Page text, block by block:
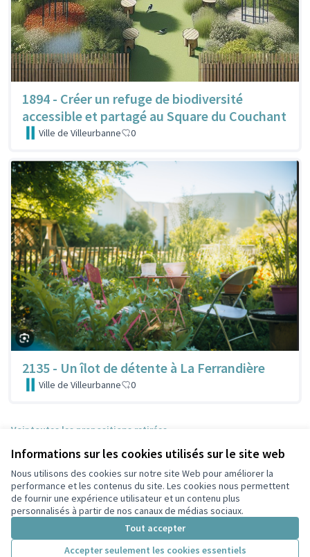
Informations sur les cookies utilisés sur le site web
Nous utilisons des cookies sur notre site Web pour améliorer la
performance et les contenus du site. Les cookies nous permettent
de fournir une expérience utilisateur et un contenu plus
personnalisés à partir de nos canaux de médias sociaux.
Tout accepter
Accepter seulement les cookies essentiels
1894 - Créer un refuge de biodiversité
accessible et partagé au Square du Couchant
Ville de Villeurbanne 0
2135 - Un îlot de détente à La Ferrandière
Ville de Villeurbanne 0
Voir toutes les propositions retirées
Conditions d'utilisation
Paramètres des cookies
Participez Villeurbanne sur X
(Lien externe)
Participez Villeurbanne sur Facebook
Participez Villeurbanne sur Instagram
Participez Villeurbanne sur YouTube
(Lien externe)